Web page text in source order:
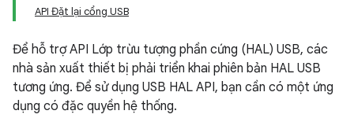
API Đặt lại cổng USB
Để hỗ trợ API Lớp trừu tượng phần cứng (HAL) USB, các
nhà sản xuất thiết bị phải triển khai phiên bản HAL USB
tương ứng. Để sử dụng USB HAL API, bạn cần có một ứng
dụng có đặc quyền hệ thống.